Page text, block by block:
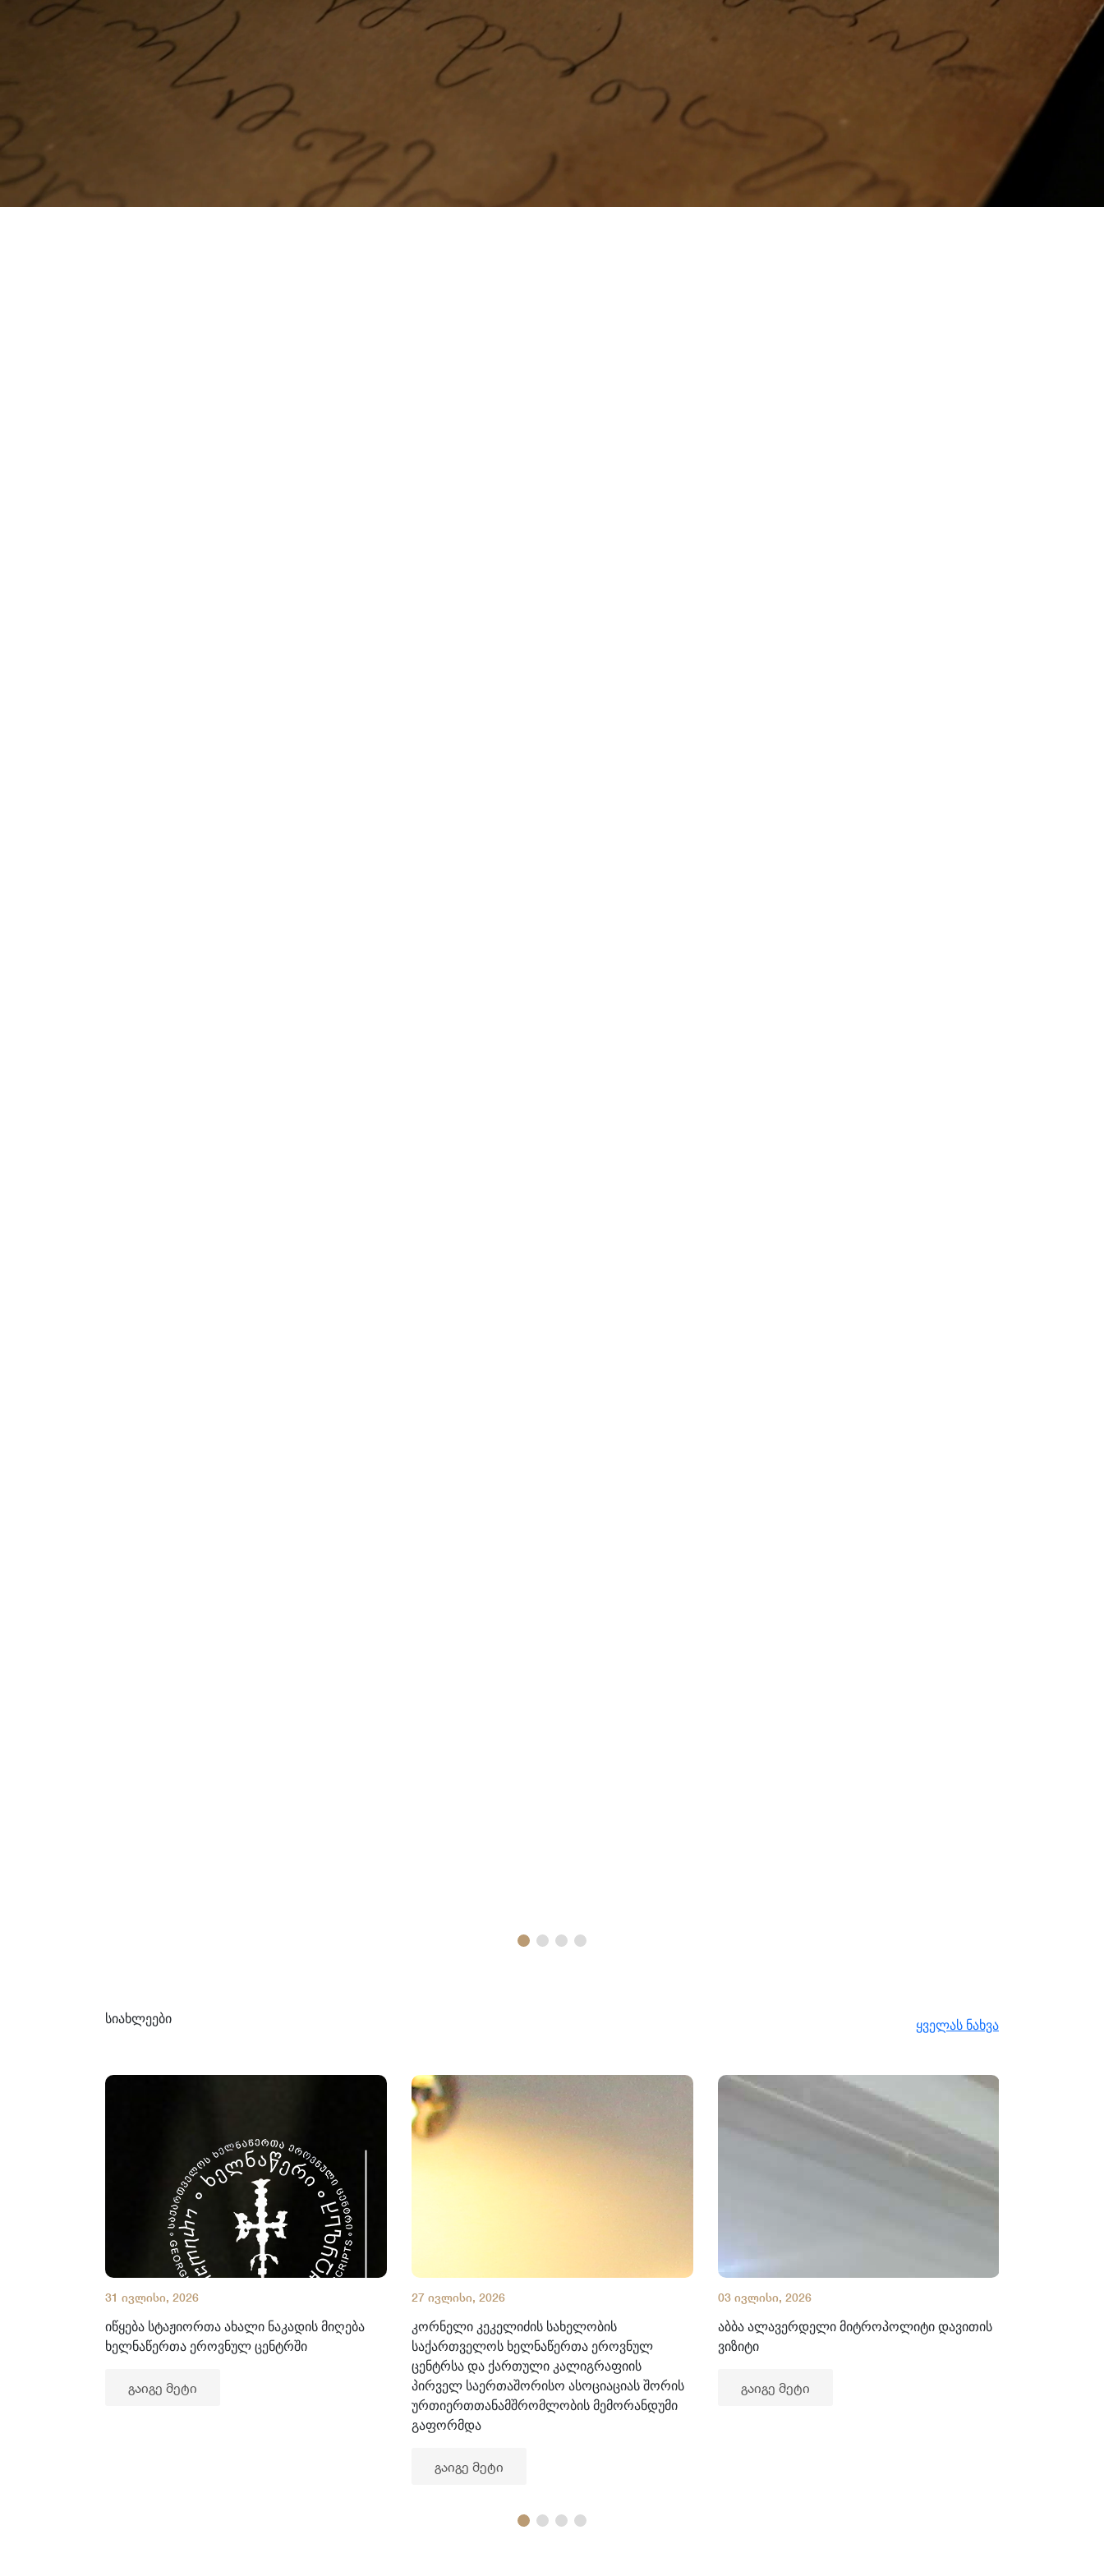
სიახლეები ყველას ნახვა
31 ივლისი, 2026
იწყება სტაჟიორთა ახალი ნაკადის მიღება
ხელნაწერთა ეროვნულ ცენტრში
გაიგე მეტი
27 ივლისი, 2026
კორნელი კეკელიძის სახელობის
საქართველოს ხელნაწერთა ეროვნულ
ცენტრსა და ქართული კალიგრაფიის
პირველ საერთაშორისო ასოციაციას შორის
ურთიერთთანამშრომლობის მემორანდუმი
გაფორმდა
გაიგე მეტი
03 ივლისი, 2026
აბბა ალავერდელი მიტროპოლიტი დავითის
ვიზიტი
გაიგე მეტი